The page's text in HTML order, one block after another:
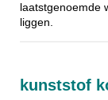
laatstgenoemde
liggen.
kunststof